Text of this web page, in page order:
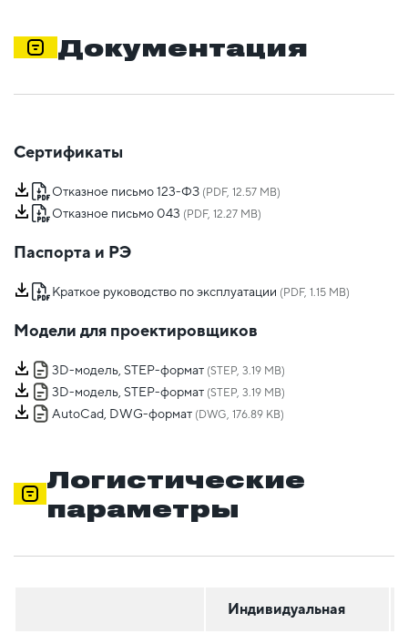
Документация
Сертификаты
Отказное письмо 123-ФЗ (PDF, 12.57 MB)
Отказное письмо 043 (PDF, 12.27 MB)
Паспорта и РЭ
Краткое руководство по эксплуатации (PDF, 1.15 MB)
Модели для проектировщиков
3D-модель, STEP-формат (STEP, 3.19 MB)
3D-модель, STEP-формат (STEP, 3.19 MB)
AutoCad, DWG-формат (DWG, 176.89 KB)
Логистические
параметры
Индивидуальная